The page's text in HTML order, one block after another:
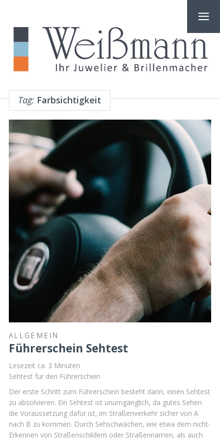
Tag: Farbsichtigkeit
ALLGEMEIN
Führerschein Sehtest
Lesezeit ca. 3 Minuten
Sehtest für den Führerschein
Der erste Schritt zum Führerschein besteht darin, einen Sehtest
zu absolvieren. Ein Sehtest ist unumgänglich, da gutes Sehen
die Voraussetzung dafür ist, im Straßenverkehr sicher von A
nach B zu kommen. Durch Sehschwächen, wie etwa dem nicht-
Erkennen von Straßenschildern oder Straßennamen, als auch